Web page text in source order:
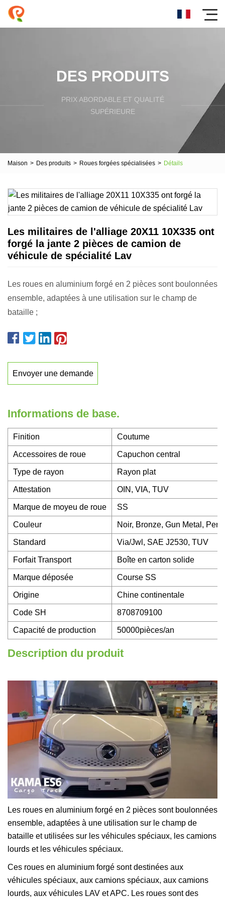
DES PRODUITS
PRIX ​​ABORDABLE ET QUALITÉ
SUPÉRIEURE
Maison > Des produits > Roues forgées spécialisées > Détails
Les militaires de l'alliage 20X11 10X335 ont
forgé la jante 2 pièces de camion de
véhicule de spécialité Lav
Les roues en aluminium forgé en 2 pièces sont boulonnées
ensemble, adaptées à une utilisation sur le champ de
bataille ;
Envoyer une demande
Informations de base.
Finition Coutume
Accessoires de roue Capuchon central
Type de rayon Rayon plat
Attestation OIN, VIA, TUV
Marque de moyeu de roue SS
Couleur Noir, Bronze, Gun Metal,
Standard Via/Jwl, SAE J2530, TUV
Forfait Transport Boîte en carton solide
Marque déposée Course SS
Origine Chine continentale
Code SH 8708709100
Capacité de production 50000pièces/an
Description du produit
Les roues en aluminium forgé en 2 pièces sont boulonnées
ensemble, adaptées à une utilisation sur le champ de
bataille et utilisées sur les véhicules spéciaux, les camions
lourds et les véhicules spéciaux.
Ces roues en aluminium forgé sont destinées aux
véhicules spéciaux, aux camions spéciaux, aux camions
lourds, aux véhicules LAV et APC. Les roues sont des